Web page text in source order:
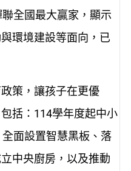
全國最大贏家，顯示
環境建設等面向，已
策，讓孩子在更優
括：114學年度起中小
面設置智慧黑板、落
中央廚房，以及推動